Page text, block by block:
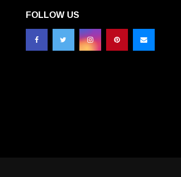
FOLLOW US